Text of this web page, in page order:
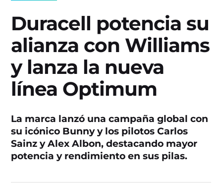
Duracell potencia su
alianza con Williams
y lanza la nueva
línea Optimum
La marca lanzó una campaña global con
su icónico Bunny y los pilotos Carlos
Sainz y Alex Albon, destacando mayor
potencia y rendimiento en sus pilas.